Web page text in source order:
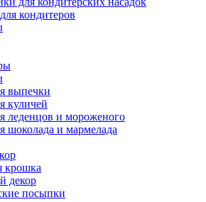
кондитеров
выпечки
куличей
леденцов и мороженого
шоколада и мармелада
крошка
декор
посыпки